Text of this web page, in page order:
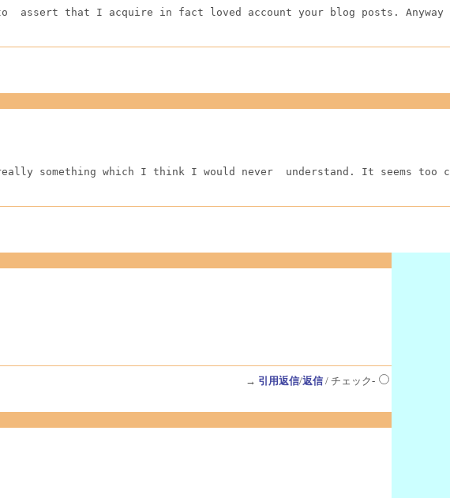
assert that I acquire in fact loved account your blog posts.
something which I think I would never  understand. It seems
→ 引用返信/返信/ チェック-